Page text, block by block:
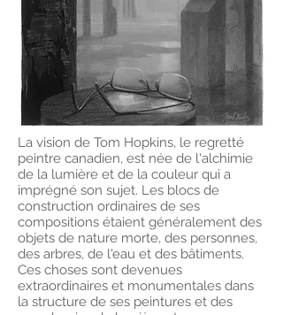
La vision de Tom Hopkins, le regretté
peintre canadien, est née de l'alchimie
de la lumière et de la couleur qui a
imprégné son sujet. Les blocs de
construction ordinaires de ses
compositions étaient généralement des
objets de nature morte, des personnes,
des arbres, de l'eau et des bâtiments.
Ces choses sont devenues
extraordinaires et monumentales dans
la structure de ses peintures et des